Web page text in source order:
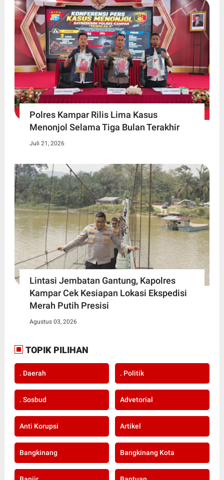
Polres Kampar Rilis Lima Kasus
Menonjol Selama Tiga Bulan Terakhir
Juli 21, 2026
Lintasi Jembatan Gantung, Kapolres
Kampar Cek Kesiapan Lokasi Ekspedisi
Merah Putih Presisi
Agustus 03, 2026
TOPIK PILIHAN
. Daerah . Politik
. Sosbud Advetorial
Anti Korupsi Artikel
Bangkinang Bangkinang Kota